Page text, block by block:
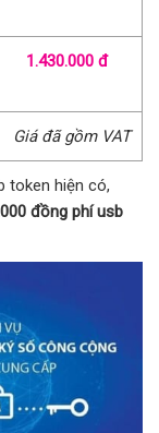
1.430.000 đ
Giá đã gồm VAT
token hiện có,
đồng phí usb